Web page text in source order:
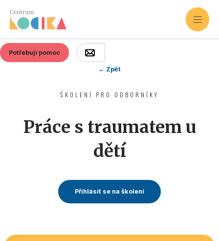
Potřebuji pomoc
← Zpět
ŠKOLENÍ PRO ODBORNÍKY
Práce s traumatem u
dětí
Přihlásit se na školení